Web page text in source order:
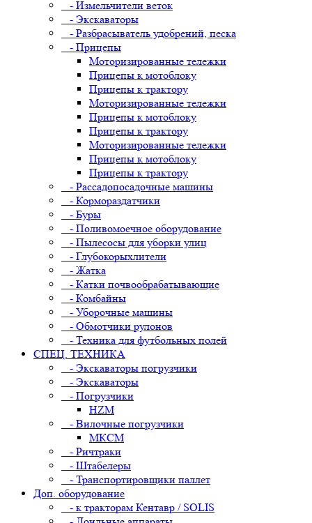
- Измельчители веток
- Экскаваторы
- Разбрасыватель удобрений, песка
- Прицепы
Моторизированные тележки
Прицепы к мотоблоку
Прицепы к трактору
Моторизированные тележки
Прицепы к мотоблоку
Прицепы к трактору
Моторизированные тележки
Прицепы к мотоблоку
Прицепы к трактору
- Рассадопосадочные машины
- Кормораздатчики
- Буры
- Поливомоечное оборудование
- Пылесосы для уборки улиц
- Глубокорыхлители
- Жатка
- Катки почвообрабатывающие
- Комбайны
- Уборочные машины
- Обмотчики рулонов
- Техника для футбольных полей
СПЕЦ. ТЕХНИКА
- Экскаваторы погрузчики
- Экскаваторы
- Погрузчики
HZM
- Вилочные погрузчики
МКСМ
- Ричтраки
- Штабелеры
- Транспортировщики паллет
Доп. оборудование
- к тракторам Кентавр / SOLIS